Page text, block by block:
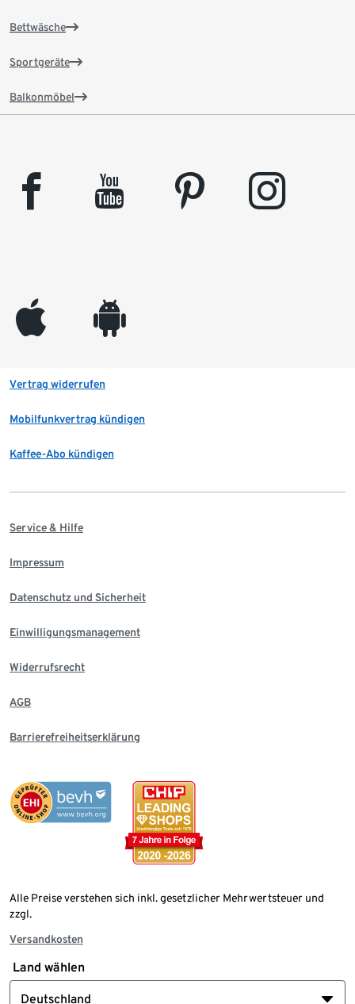
Bettwäsche
Sportgeräte
Balkonmöbel
facebook youtube pinterest instagram
appleinc android
Vertrag widerrufen
Mobilfunkvertrag kündigen
Kaffee-Abo kündigen
Service & Hilfe
Impressum
Datenschutz und Sicherheit
Einwilligungsmanagement
Widerrufsrecht
AGB
Barrierefreiheitserklärung
Alle Preise verstehen sich inkl. gesetzlicher Mehrwertsteuer und
zzgl.
Versandkosten
Land wählen
Deutschland